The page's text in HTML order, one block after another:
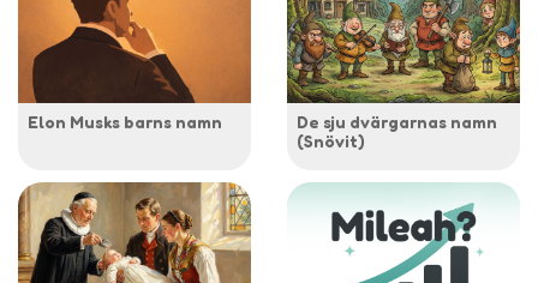
Elon Musks barns namn
De sju dvärgarnas namn
(Snövit)